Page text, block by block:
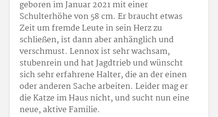
geboren im Januar 2021 mit einer
Schulterhöhe von 58 cm. Er braucht etwas
Zeit um fremde Leute in sein Herz zu
schließen, ist dann aber anhänglich und
verschmust. Lennox ist sehr wachsam,
stubenrein und hat Jagdtrieb und wünscht
sich sehr erfahrene Halter, die an der einen
oder anderen Sache arbeiten. Leider mag er
die Katze im Haus nicht, und sucht nun eine
neue, aktive Familie.